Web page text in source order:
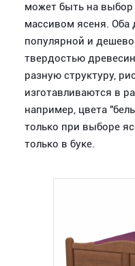
может быть на выбор
массивом ясеня. Оба
популярной и
твердостью
разную структуру,
изготавливаются в
например, цвета
только при выборе
только в буке.